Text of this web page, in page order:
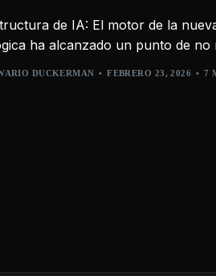
de IA: El motor de la
ha alcanzado un punto de
DUCKERMAN FEBRERO 23, 2026 7